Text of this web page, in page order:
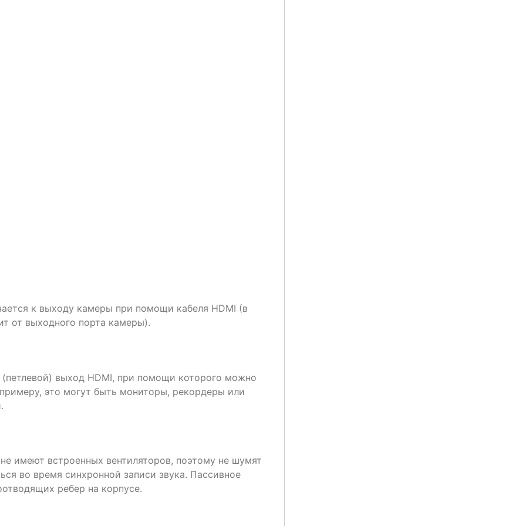
к выходу камеры при помощи кабеля HDMI (в
от выходного порта камеры).
выход HDMI, при помощи которого можно
это могут быть мониторы, рекордеры или
имеют встроенных вентиляторов, поэтому не шумят
во время синхронной записи звука. Пассивное
ребер на корпусе.